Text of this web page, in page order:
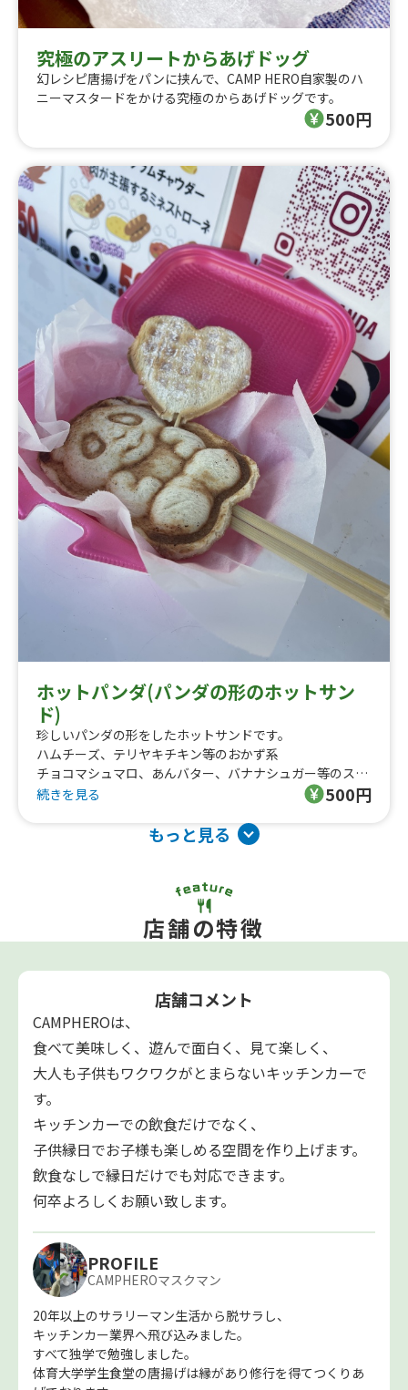
究極のアスリートからあげドッグ
幻レシピ唐揚げをパンに挟んで、CAMP HERO自家製のハ
ニーマスタードをかける究極のからあげドッグです。
500円
ホットパンダ(パンダの形のホットサン
ド)
珍しいパンダの形をしたホットサンドです。
ハムチーズ、テリヤキチキン等のおかず系
チョコマシュマロ、あんバター、バナナシュガー等のスイ
ーツ系があり多彩な味の中から選べます。パンを2枚使っ
続きを見る
500円
もっと見る
店舗の特徴
店舗コメント
CAMPHEROは、
食べて美味しく、遊んで面白く、見て楽しく、
大人も子供もワクワクがとまらないキッチンカーで
す。
キッチンカーでの飲食だけでなく、
子供縁日でお子様も楽しめる空間を作り上げます。
飲食なしで縁日だけでも対応できます。
何卒よろしくお願い致します。
PROFILE
CAMPHEROマスクマン
20年以上のサラリーマン生活から脱サラし、
キッチンカー業界へ飛び込みました。
すべて独学で勉強しました。
体育大学学生食堂の唐揚げは縁があり修行を得てつくりあ